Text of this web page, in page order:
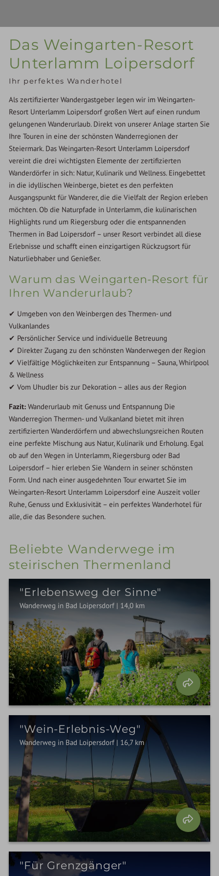
Das Weingarten-Resort
Unterlamm Loipersdorf
Ihr perfektes Wanderhotel
Als zertifizierter Wandergastgeber legen wir im Weingarten-
Resort Unterlamm Loipersdorf großen Wert auf einen rundum
gelungenen Wanderurlaub. Direkt von unserer Anlage starten Sie
Ihre Touren in eine der schönsten Wanderregionen der
Steiermark. Das Weingarten-Resort Unterlamm Loipersdorf
vereint die drei wichtigsten Elemente der zertifizierten
Wanderdörfer in sich: Natur, Kulinarik und Wellness. Eingebettet
in die idyllischen Weinberge, bietet es den perfekten
Ausgangspunkt für Wanderer, die die Vielfalt der Region erleben
möchten. Ob die Naturpfade in Unterlamm, die kulinarischen
Highlights rund um Riegersburg oder die entspannenden
Thermen in Bad Loipersdorf – unser Resort verbindet all diese
Erlebnisse und schafft einen einzigartigen Rückzugsort für
Naturliebhaber und Genießer.
Warum das Weingarten-Resort für
Ihren Wanderurlaub?
✔ Umgeben von den Weinbergen des Thermen- und
Vulkanlandes
✔ Persönlicher Service und individuelle Betreuung
✔ Direkter Zugang zu den schönsten Wanderwegen der Region
✔ Vielfältige Möglichkeiten zur Entspannung – Sauna, Whirlpool
& Wellness
✔ Vom Uhudler bis zur Dekoration – alles aus der Region
Fazit: Wanderurlaub mit Genuss und Entspannung Die
Wanderregion Thermen- und Vulkanland bietet mit ihren
zertifizierten Wanderdörfern und abwechslungsreichen Routen
eine perfekte Mischung aus Natur, Kulinarik und Erholung. Egal
ob auf den Wegen in Unterlamm, Riegersburg oder Bad
Loipersdorf – hier erleben Sie Wandern in seiner schönsten
Form. Und nach einer ausgedehnten Tour erwartet Sie im
Weingarten-Resort Unterlamm Loipersdorf eine Auszeit voller
Ruhe, Genuss und Exklusivität – ein perfektes Wanderhotel für
alle, die das Besondere suchen.
Beliebte Wanderwege im
steirischen Thermenland
"Erlebensweg der Sinne"
Wanderweg in Bad Loipersdorf | 14,0 km
"Wein-Erlebnis-Weg"
Wanderweg in Bad Loipersdorf | 16,7 km
"Für Grenzgänger"